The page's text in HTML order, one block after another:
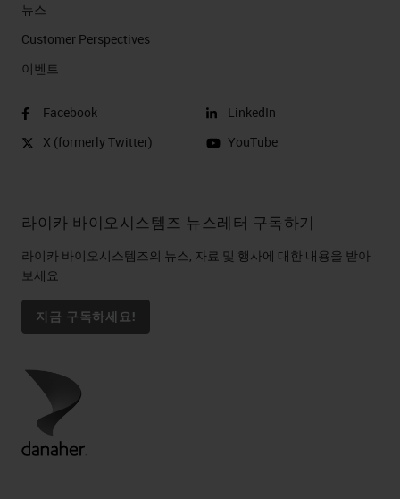
뉴스
Customer Perspectives​
이벤트
Facebook
X (formerly Twitter)
LinkedIn
YouTube
라이카 바이오시스템즈 뉴스레터 구독하기
라이카 바이오시스템즈의 뉴스, 자료 및 행사에 대한 내용을 받아
보세요
지금 구독하세요!